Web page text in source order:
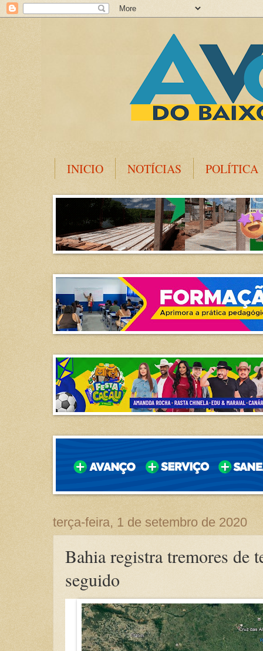
INICIO NOTÍCIAS POLÍTICA
terça-feira, 1 de setembro de 2020
Bahia registra tremores de
seguido